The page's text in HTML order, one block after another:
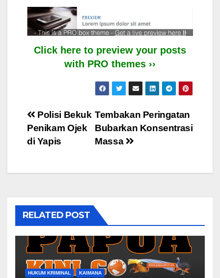
Click here to preview your posts
with PRO themes ››
Post
navigation
Tembakan Peringatan
Bubarkan Konsentrasi
Massa
Polisi Bekuk
Penikam Ojek
di Yapis
RELATED POST
HUKUM KRIMINAL KAIMANA